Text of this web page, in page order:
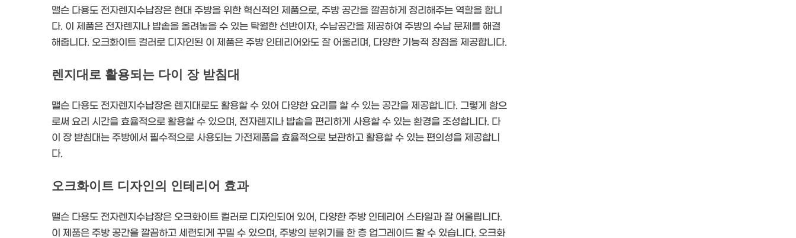
맬슨 다용도 전자렌지수납장은 현대 주방을 위한 혁신적인 제품으로, 주방 공간을 깔끔하게 정리해주는 역할을 합니
다. 이 제품은 전자렌지나 밥솥을 올려놓을 수 있는 탁월한 선반이자, 수납공간을 제공하여 주방의 수납 문제를 해결
해줍니다. 오크화이트 컬러로 디자인된 이 제품은 주방 인테리어와도 잘 어울리며, 다양한 기능적 장점을 제공합니다.
렌지대로 활용되는 다이 장 받침대
맬슨 다용도 전자렌지수납장은 렌지대로도 활용할 수 있어 다양한 요리를 할 수 있는 공간을 제공합니다. 그렇게 함으
로써 요리 시간을 효율적으로 활용할 수 있으며, 전자렌지나 밥솥을 편리하게 사용할 수 있는 환경을 조성합니다. 다
이 장 받침대는 주방에서 필수적으로 사용되는 가전제품을 효율적으로 보관하고 활용할 수 있는 편의성을 제공합니
다.
오크화이트 디자인의 인테리어 효과
맬슨 다용도 전자렌지수납장은 오크화이트 컬러로 디자인되어 있어, 다양한 주방 인테리어 스타일과 잘 어울립니다.
이 제품은 주방 공간을 깔끔하고 세련되게 꾸밀 수 있으며, 주방의 분위기를 한 층 업그레이드 할 수 있습니다. 오크화